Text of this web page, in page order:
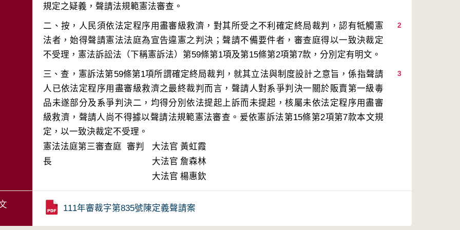
2
二、按，人民須依法定程序用盡審級救濟，對其所受之不利確定終局裁判，認有牴觸憲
法者，始得聲請憲法法庭為宣告違憲之判決；聲請不備要件者，審查庭得以一致決裁定
3
三、查，憲訴法第59條第1項所謂確定終局裁判，就其立法與制度設計之意旨，係指聲請
人已依法定程序用盡審級救濟之最終裁判而言，聲請人對系爭判決一關於販賣第一級毒
品未遂部分及系爭判決二，均得分別依法提起上訴而未提起，核屬未依法定程序用盡審
級救濟，聲請人尚不得據以聲請法規範憲法審查。爰依憲訴法第15條第2項第7款本文規
定，以一致決裁定不受理。
憲法法庭第三審查庭 審判
長
大法官 黃虹霞
大法官 詹森林
大法官 楊惠欽
111年審裁字第835號陳定義聲請案